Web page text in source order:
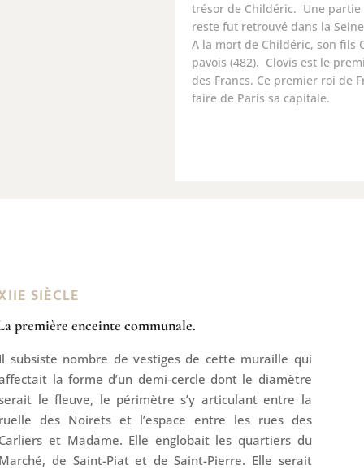
trésor de Childéric. Une
reste fut retrouvé dans la
A la mort de Childéric, son fils
pavois (482). Clovis est le
des Francs. Ce premier roi de
faire de Paris sa capitale.
SIÈCLE
première enceinte communale.
subsiste nombre de vestiges de cette muraille qui
la forme d’un demi-cercle dont le diamètre
le fleuve, le périmètre s’y articulant entre la
des Noirets et l’espace entre les rues des
et Madame. Elle englobait les quartiers du
de Saint-Piat et de Saint-Pierre. Elle serait